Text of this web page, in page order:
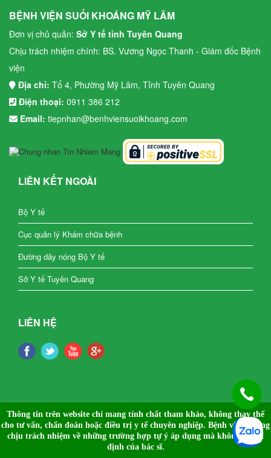
BỆNH VIỆN SUỐI KHOÁNG MỸ LÂM
Đơn vị chủ quản: Sở Y tế tỉnh Tuyên Quang
Chịu trách nhiệm chính: BS. Vương Ngọc Thanh - Giám đốc Bệnh
viện
Địa chỉ: Tổ 4, Phường Mỹ Lâm, Tỉnh Tuyên Quang
Điện thoại: 0911 386 212
Email: tiepnhan@benhviensuoikhoang.com
LIÊN KẾT NGOÀI
Bộ Y tế
Cục quản lý Khám chữa bệnh
Đường dây nóng Bộ Y tế
Sở Y tế Tuyên Quang
LIÊN HỆ
Thông tin trên website chỉ mang tính chất tham khảo, không thay thế
cho tư vấn, chẩn đoán hoặc điều trị y tế chuyên nghiệp. Bệnh viện không
chịu trách nhiệm về những trường hợp tự ý áp dụng mà không có chỉ
định của bác sĩ.